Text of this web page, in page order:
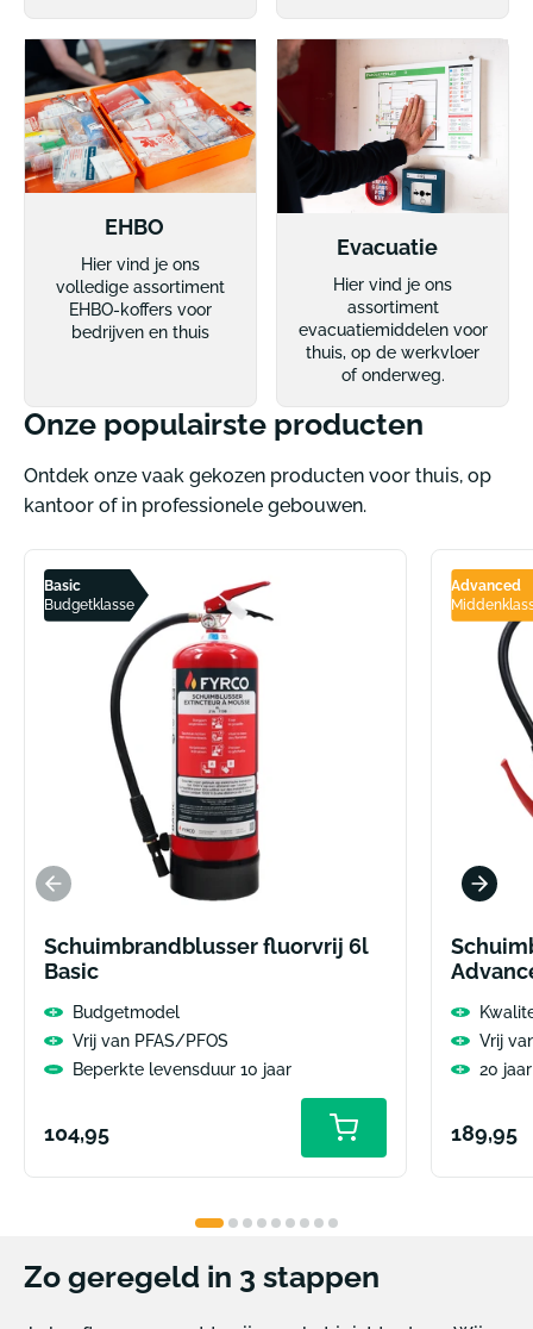
EHBO
Hier vind je ons
volledige assortiment
EHBO-koffers voor
bedrijven en thuis
Evacuatie
Hier vind je ons
assortiment
evacuatiemiddelen voor
thuis, op de werkvloer
of onderweg.
Onze populairste producten
Ontdek onze vaak gekozen producten voor thuis, op
kantoor of in professionele gebouwen.
Basic
Budgetklasse
Schuimbrandblusser fluorvrij 6l
Basic
Budgetmodel
Vrij van PFAS/PFOS
Beperkte levensduur 10 jaar
Normale
104,95
Advanced
Vrij
20
189,95
Zo geregeld in 3 stappen